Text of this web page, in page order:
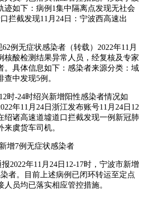
迹如下：病例1集中隔离点发现无社会
拦截发现11月24日：宁波西高速出
例无症状感染者（转载）2022年11月
核酸检测结果异常人员，经复核及专家
。具体信息如下：感染者来源分类：域
中发现5例。
时-24时绍兴新增阳性感染者情况如
年11月24日浙江发布账号11月24日12
绍诸高速道墟道口拦截发现一例新冠肺
虞货车司机。
增7例无症状感染者
2022年11月24日12-17时，宁波市新增
者。目前上述病例已闭环转运至定点
人员均已落实相应管控措施。